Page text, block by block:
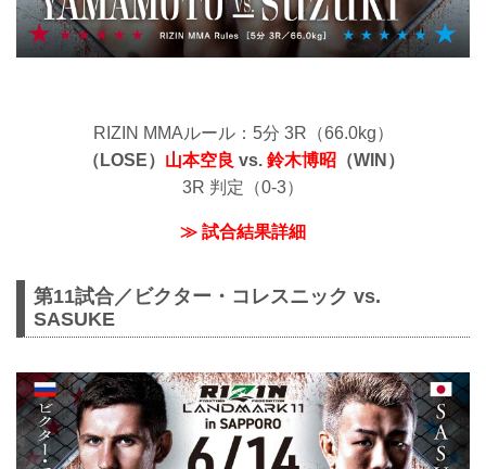
RIZIN MMAルール：5分 3R（66.0kg）
（LOSE） 山本空良 vs. 鈴木博昭（WIN）
3R 判定（0-3）
≫ 試合結果詳細
第11試合／ビクター・コレスニック vs.
SASUKE